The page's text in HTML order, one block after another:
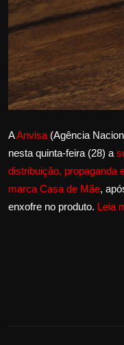
APOIE
Educação
Justiça
Saúde
Esportes
AAnvisa (Agência
nesta quinta-feira (28) a
distribuição, propaganda
marca Casa de Mãe,
enxofre no produto. Leia